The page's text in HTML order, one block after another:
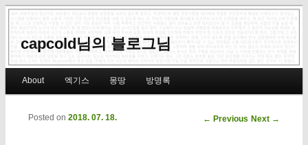
capcold님의 블로그님
Skip to primary content
Skip to secondary content
About 엑기스 몽땅 방명록
Post navigation
← Previous Next →
Posted on 2018. 07. 18.